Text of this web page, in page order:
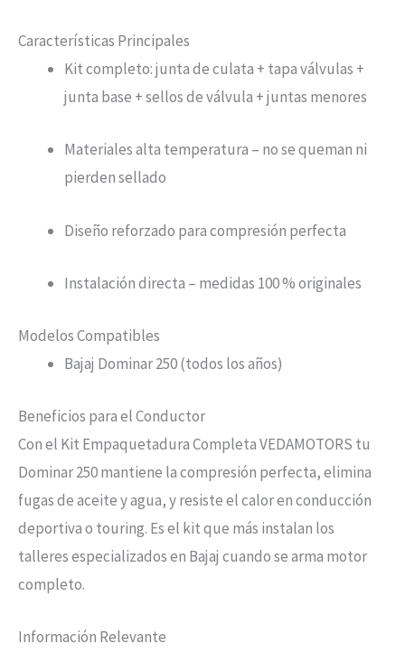
Características Principales
Kit completo: junta de culata + tapa válvulas +
junta base + sellos de válvula + juntas menores
Materiales alta temperatura – no se queman ni
pierden sellado
Diseño reforzado para compresión perfecta
Instalación directa – medidas 100 % originales
Modelos Compatibles
Bajaj Dominar 250 (todos los años)
Beneficios para el Conductor
Con el Kit Empaquetadura Completa VEDAMOTORS tu
Dominar 250 mantiene la compresión perfecta, elimina
fugas de aceite y agua, y resiste el calor en conducción
deportiva o touring. Es el kit que más instalan los
talleres especializados en Bajaj cuando se arma motor
completo.
Información Relevante